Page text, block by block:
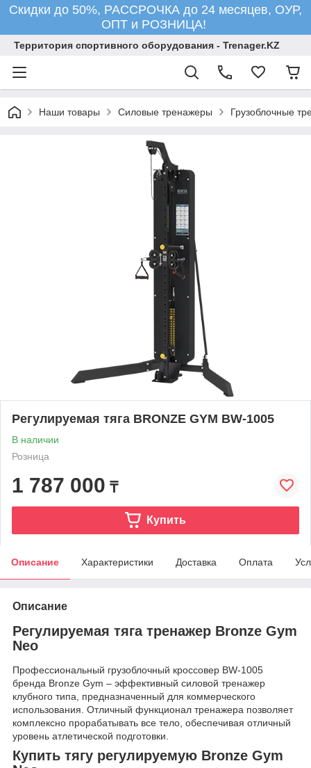
Скидки до 50%, РАССРОЧКА до 24 месяцев, ОУР,
ОПТ и РОЗНИЦА!
Территория спортивного оборудования - Trenager.KZ
Наши товары Силовые тренажеры Грузоблочные
Регулируемая тяга BRONZE GYM BW-1005
В наличии
Розница
1 787 000 ₸
Купить
Описание Характеристики Доставка Оплата
Описание
Регулируемая тяга тренажер Bronze Gym
Neo
Профессиональный грузоблочный кроссовер BW-1005
бренда Bronze Gym – эффективный силовой тренажер
клубного типа, предназначенный для коммерческого
использования. Отличный функционал тренажера позволяет
комплексно прорабатывать все тело, обеспечивая отличный
уровень атлетической подготовки.
Купить тягу регулируемую Bronze Gym